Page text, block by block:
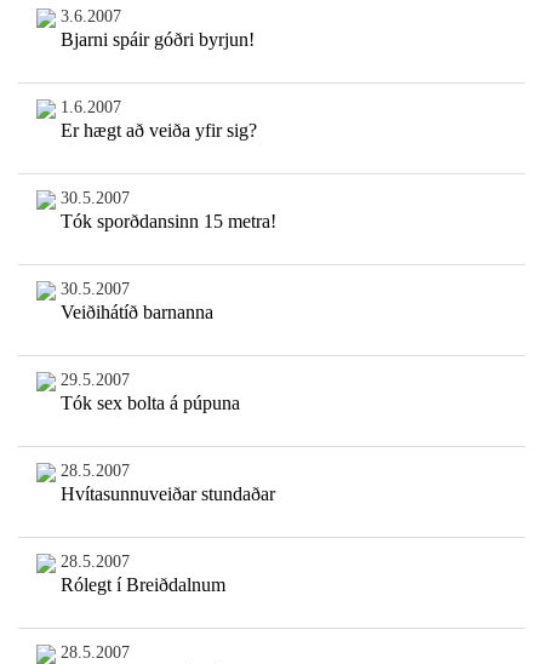
3.6.2007
Bjarni spáir góðri byrjun!
1.6.2007
Er hægt að veiða yfir sig?
30.5.2007
Tók sporðdansinn 15 metra!
30.5.2007
Veiðihátíð barnanna
29.5.2007
Tók sex bolta á púpuna
28.5.2007
Hvítasunnuveiðar stundaðar
28.5.2007
Rólegt í Breiðdalnum
28.5.2007